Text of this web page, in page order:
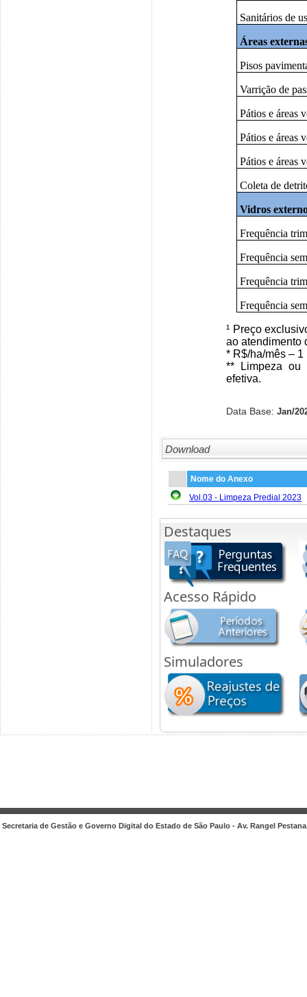
Sanitários de
Áreas
Pisos
Varrição de
Pátios e áreas
Pátios e áreas
Pátios e áreas
Coleta de
Vidros
Frequência
Frequência
Frequência
Frequência
¹ Preço
ao atendimento
* R$/ha/mês – 1
** Limpeza ou
efetiva.
Data Base: Jan/
Download
Nome do Anexo
Vol.03 - Limpeza Predial 2023
Destaques
Acesso Rápido
Simuladores
Secretaria de Gestão e Governo Digital do Estado de São Paulo - Av. Rangel